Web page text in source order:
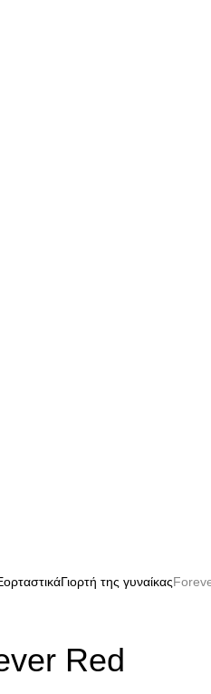
Γιορτή της γυναίκας
Red